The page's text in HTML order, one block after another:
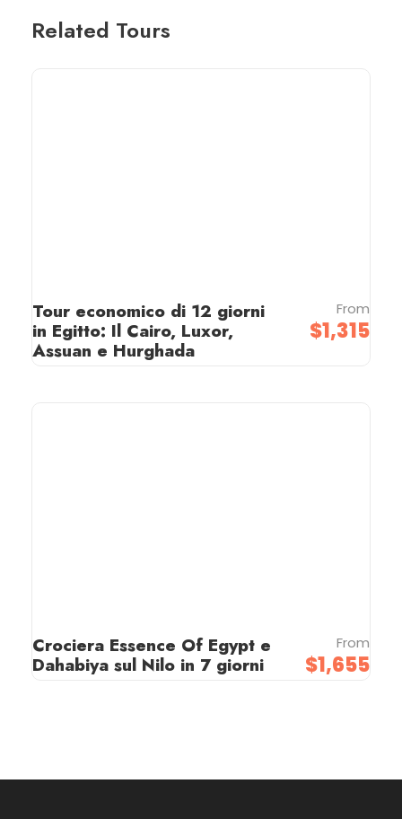
Related Tours
Tour economico di 12 giorni
in Egitto: Il Cairo, Luxor,
Assuan e Hurghada
From
$1,315
Crociera Essence Of Egypt e
Dahabiya sul Nilo in 7 giorni
From
$1,655